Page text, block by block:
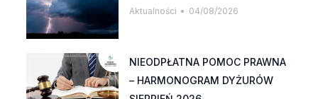
Aktualności 04/08/2026
NIEODPŁATNA POMOC PRAWNA
– HARMONOGRAM DYŻURÓW